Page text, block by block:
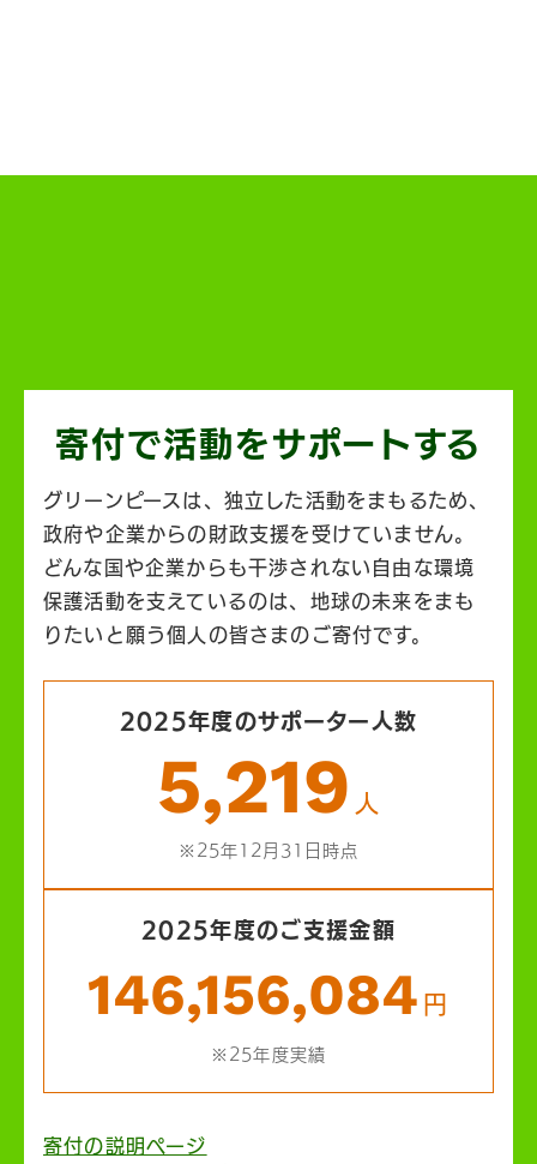
寄付で活動をサポートする
グリーンピースは、独立した活動をまもるため、
政府や企業からの財政支援を受けていません。
どんな国や企業からも干渉されない自由な環境
保護活動を支えているのは、地球の未来をまも
りたいと願う個人の皆さまのご寄付です。
2025年度のサポーター人数
5,219 人
※25年12月31日時点
2025年度のご支援金額
146,156,084 円
※25年度実績
寄付の説明ページ